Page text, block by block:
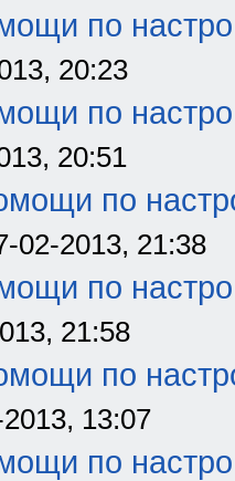
по
20:23
по
20:51
по
02-2013, 21:38
по
21:58
по
13:07
по